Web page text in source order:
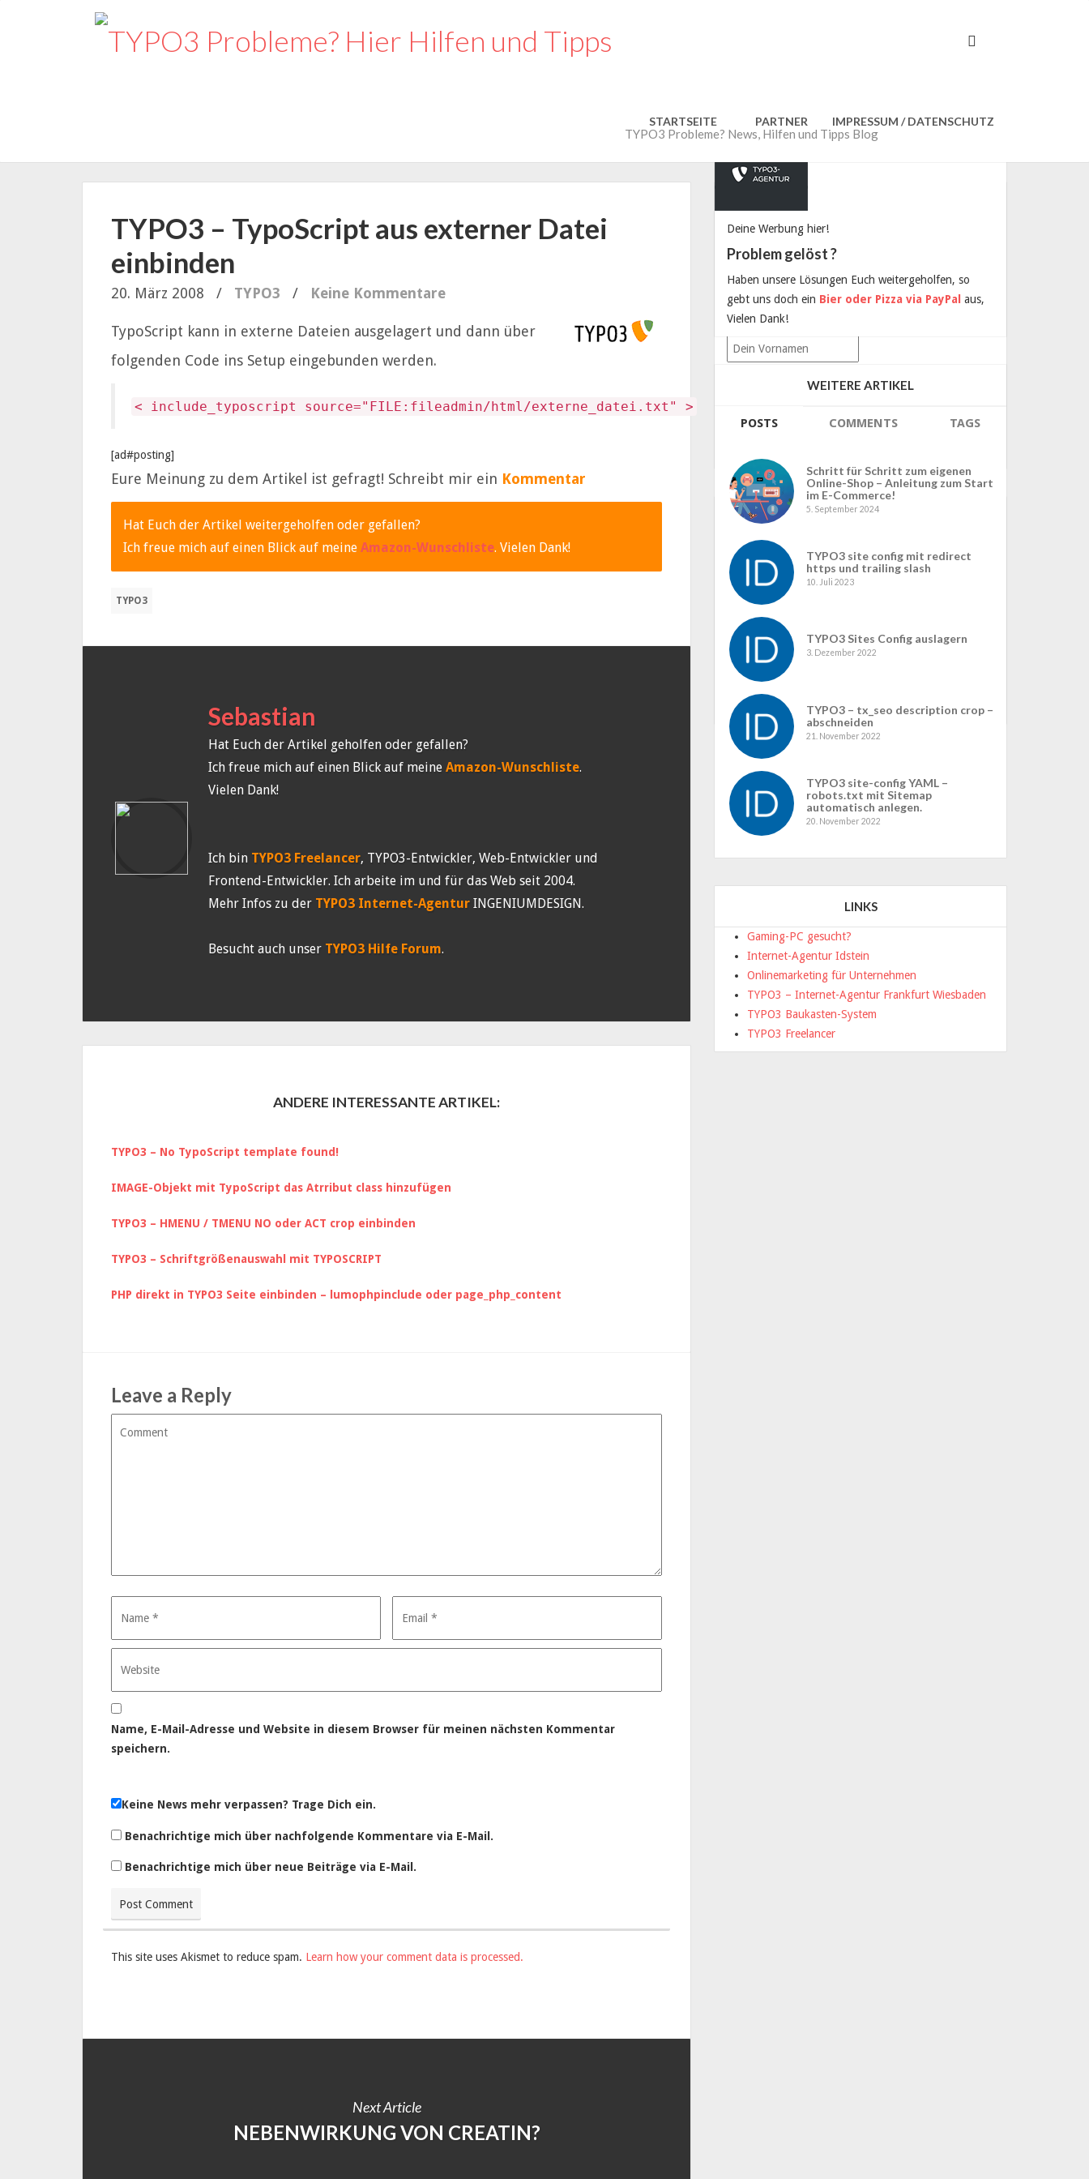
TYPO3 Probleme? News, Hilfen und Tipps Blog
STARTSEITE PARTNER IMPRESSUM / DATENSCHUTZ
TYPO3 – TypoScript aus externer Datei
einbinden
20. März 2008 / TYPO3 / Keine Kommentare
TypoScript kann in externe Dateien ausgelagert und dann über
folgenden Code ins Setup eingebunden werden.
< include_typoscript source="FILE:fileadmin/html/externe_datei.txt" >
[ad#posting]
Eure Meinung zu dem Artikel ist gefragt! Schreibt mir ein Kommentar
Hat Euch der Artikel weitergeholfen oder gefallen?
Ich freue mich auf einen Blick auf meine Amazon-Wunschliste. Vielen Dank!
TYPO3
Sebastian
Hat Euch der Artikel geholfen oder gefallen?
Ich freue mich auf einen Blick auf meine Amazon-Wunschliste.
Vielen Dank!
Ich bin TYPO3 Freelancer, TYPO3-Entwickler, Web-Entwickler und
Frontend-Entwickler. Ich arbeite im und für das Web seit 2004.
Mehr Infos zu der TYPO3 Internet-Agentur INGENIUMDESIGN.
Besucht auch unser TYPO3 Hilfe Forum.
ANDERE INTERESSANTE ARTIKEL:
TYPO3 – No TypoScript template found!
IMAGE-Objekt mit TypoScript das Atrribut class hinzufügen
TYPO3 – HMENU / TMENU NO oder ACT crop einbinden
TYPO3 – Schriftgrößenauswahl mit TYPOSCRIPT
PHP direkt in TYPO3 Seite einbinden – lumophpinclude oder page_php_content
Leave a Reply
Name, E-Mail-Adresse und Website in diesem Browser für meinen nächsten Kommentar
speichern.
Keine News mehr verpassen? Trage Dich ein.
Benachrichtige mich über nachfolgende Kommentare via E-Mail.
Benachrichtige mich über neue Beiträge via E-Mail.
This site uses Akismet to reduce spam. Learn how your comment data is processed.
Next Article
NEBENWIRKUNG VON CREATIN?
Dann einfach hier eintragen:
Email:
Vorname
Deine Werbung hier!
Problem gelöst ?
Haben unsere Lösungen Euch weitergeholfen, so
gebt uns doch ein Bier oder Pizza via PayPal aus,
Vielen Dank!
WEITERE ARTIKEL
POSTS COMMENTS TAGS
Schritt für Schritt zum eigenen
Online-Shop – Anleitung zum Start
im E-Commerce!
5. September 2024
TYPO3 site config mit redirect
https und trailing slash
10. Juli 2023
TYPO3 Sites Config auslagern
3. Dezember 2022
TYPO3 – tx_seo description crop –
abschneiden
21. November 2022
TYPO3 site-config YAML –
robots.txt mit Sitemap
automatisch anlegen.
20. November 2022
LINKS
Gaming-PC gesucht?
Internet-Agentur Idstein
Onlinemarketing für Unternehmen
TYPO3 – Internet-Agentur Frankfurt Wiesbaden
TYPO3 Baukasten-System
TYPO3 Freelancer